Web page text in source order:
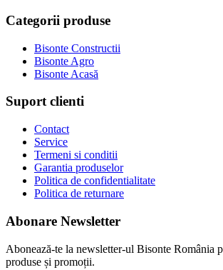
Categorii produse
Bisonte Constructii
Bisonte Agro
Bisonte Acasă
Suport clienti
Contact
Service
Termeni si conditii
Garantia produselor
Politica de confidentialitate
Politica de returnare
Abonare Newsletter
Abonează-te la newsletter-ul Bisonte România
produse și promoții.